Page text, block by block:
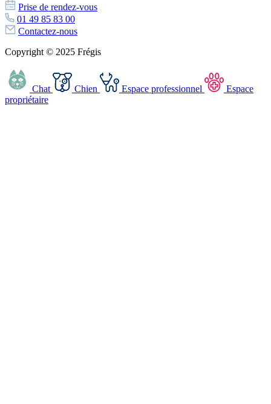
Prise de rendez-vous
01 49 85 83 00
Contactez-nous
Copyright © 2025 Frégis
Chat Chien Espace professionnel
Espace
propriétaire